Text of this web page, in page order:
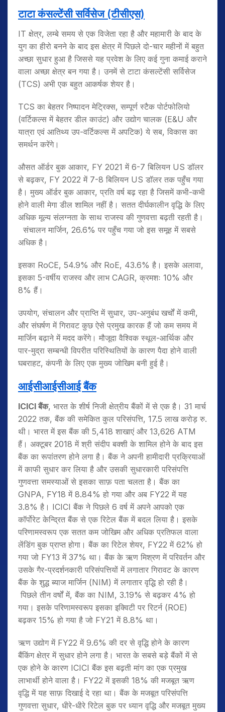
टाटा कंसल्टेंसी सर्विसेज (टीसीएस)
IT क्षेत्र, लम्बे समय से एक विजेता रहा है और महामारी के बाद के
युग का हीरो बनने के बाद इस क्षेत्र में पिछले दो-चार महीनों में बहुत
अच्छा सुधार हुआ है जिससे यह प्रवेश के लिए कई गुना कमाई कराने
वाला अच्छा क्षेत्र बन गया है। उनमें से टाटा कंसल्टेंसी सर्विसेज
(TCS) अभी एक बहुत आकर्षक शेयर है।
TCS का बेहतर निष्पादन मेट्रिक्स, सम्पूर्ण स्टैक पोर्टफोलियो
(वर्टिकल्स में बेहतर डील काउंट) और उद्योग चालक (E&U और
यात्रा एवं आतिथ्य उप-वर्टिकल्स में अपटिक) ये सब, विकास का
समर्थन करेंगे।
औसत ऑर्डर बुक आकार, FY 2021 में 6-7 बिलियन US डॉलर
से बढ़कर, FY 2022 में 7-8 बिलियन US डॉलर तक पहुँच गया
है। मुख्य ऑर्डर बुक आकार, प्रति वर्ष बढ़ रहा है जिसमें कभी-कभी
होने वाली मेगा डील शामिल नहीं है। सतत दीर्घकालीन वृद्धि के लिए
अधिक मूल्य संलग्नता के साथ राजस्व की गुणवत्ता बढ़ती रहती है।
संचालन मार्जिन, 26.6% पर पहुँच गया जो इस समूह में सबसे
अधिक है।
इसका RoCE, 54.9% और RoE, 43.6% है। इसके अलावा,
इसका 5-वर्षीय राजस्व और लाभ CAGR, क्रमशः 10% और
8% हैं।
उपयोग, संचालन और प्राप्ति में सुधार, उप-अनुबंध खर्चों में कमी,
और संघर्षण में गिरावट कुछ ऐसे प्रमुख कारक हैं जो कम समय में
मार्जिन बढ़ाने में मदद करेंगे। मौजूदा वैश्विक स्थूल-आर्थिक और
पार-मुद्रा सम्बन्धी विपरीत परिस्थितियों के कारण पैदा होने वाली
घबराहट, कंपनी के लिए एक मुख्य जोखिम बनी हुई है।
आईसीआईसीआई बैंक
ICICIबैंक, भारत के शीर्ष निजी क्षेत्रीय बैंकों में से एक है। 31 मार्च
2022 तक, बैंक की समेकित कुल परिसंपत्ति, 17.5 लाख करोड़ रु.
थी। भारत में इस बैंक की 5,418 शाखाएं और 13,626 ATM
हैं। अक्टूबर 2018 में श्री संदीप बक्शी के शामिल होने के बाद इस
बैंक का रूपांतरण होने लगा है। बैंक ने अपनी हामीदारी प्रक्रियाओं
में काफी सुधार कर लिया है और उसकी सुधारकारी परिसंपत्ति
गुणवत्ता समस्याओं से इसका साफ़ पता चलता है। बैंक का
GNPA, FY18 में 8.84% हो गया और अब FY22 में यह
3.8% है। ICICI बैंक ने पिछले 6 वर्ष में अपने आपको एक
कॉर्पोरेट केन्द्रित बैंक से एक रिटेल बैंक में बदल लिया है। इसके
परिणामस्वरूप एक सतत कम जोखिम और अधिक प्रतिफल वाला
लेंडिंग बुक प्राप्त होगा। बैंक का रिटेल शेयर, FY22 में 62% हो
गया जो FY13 में 37% था। बैंक के ऋण मिश्रण में परिवर्तन और
उसके गैर-प्रदर्शनकारी परिसंपत्तियों में लगातार गिरावट के कारण
बैंक के शुद्ध ब्याज मार्जिन (NIM) में लगातार वृद्धि हो रही है।
पिछले तीन वर्षों में, बैंक का NIM, 3.19% से बढ़कर 4% हो
गया। इसके परिणामस्वरूप इसका इक्विटी पर रिटर्न (ROE)
बढ़कर 15% हो गया है जो FY21 में 8.8% था।
ऋण उद्योग में FY22 में 9.6% की दर से वृद्धि होने के कारण
बैंकिंग क्षेत्र में सुधार होने लगा है। भारत के सबसे बड़े बैंकों में से
एक होने के कारण ICICI बैंक इस बढ़ती मांग का एक प्रमुख
लाभार्थी होने वाला है। FY22 में इसकी 18% की मजबूत ऋण
वृद्धि में यह साफ़ दिखाई दे रहा था। बैंक के मजबूत परिसंपत्ति
गुणवत्ता सुधार, धीरे-धीरे रिटेल बुक पर ध्यान वृद्धि और मजबूत मुख्य